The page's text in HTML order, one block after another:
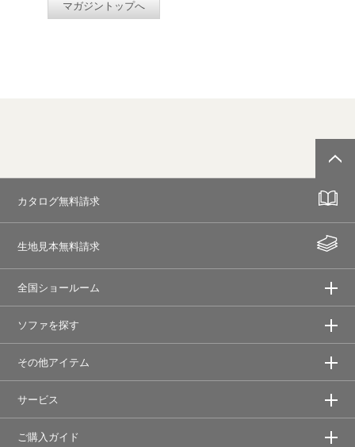
マガジントップへ
カタログ無料請求
生地見本無料請求
全国ショールーム
ソファを探す
その他アイテム
サービス
ご購入ガイド